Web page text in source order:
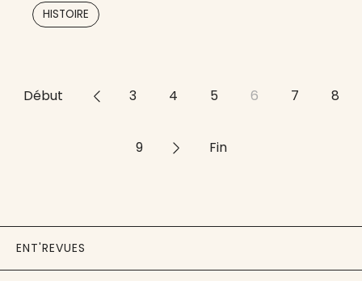
HISTOIRE
Début << 3 4 5 6 7 8
9 >> Fin
ENT'REVUES